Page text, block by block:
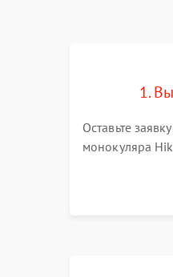
1.
Оставьте
монокуляра